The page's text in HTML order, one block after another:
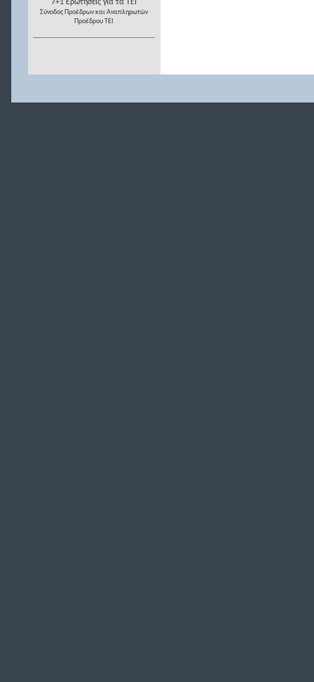
7+1 Ερωτήσεις για τα ΤΕΙ
Σύνοδος Προέδρων και Αναπληρωτών
Προέδρου ΤΕΙ